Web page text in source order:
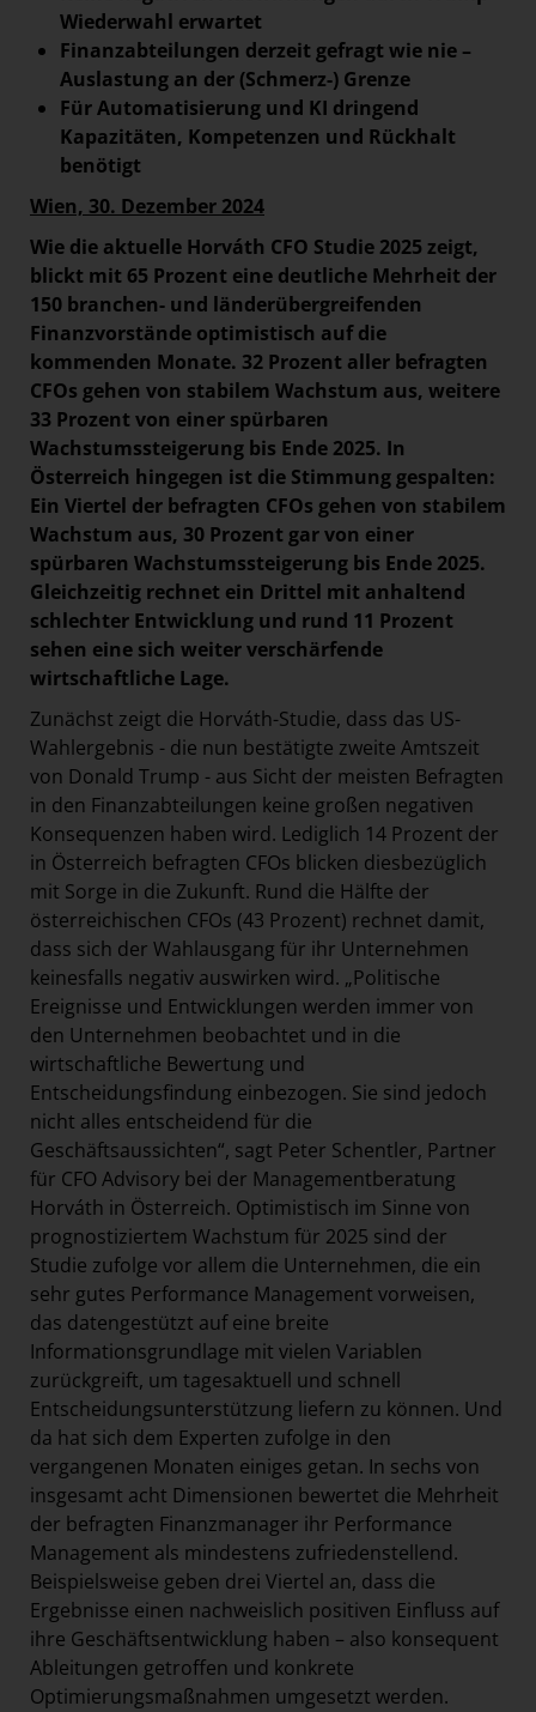
Paradies Garten
Raisin
section.d
Swiss Life Select
The Companion
The Hoxton
Unibail-Rodamco-Westfield
Vöslauer
NMK
MEDIA
KONTAKT
Wiederwahl erwartet
Finanzabteilungen derzeit gefragt wie nie –
Auslastung an der (Schmerz-) Grenze
Für Automatisierung und KI dringend
Kapazitäten, Kompetenzen und Rückhalt
benötigt
Wien, 30. Dezember 2024
Wie die aktuelle Horváth CFO Studie 2025 zeigt,
blickt mit 65 Prozent eine deutliche Mehrheit der
150 branchen- und länderübergreifenden
Finanzvorstände optimistisch auf die
kommenden Monate. 32 Prozent aller befragten
CFOs gehen von stabilem Wachstum aus, weitere
33 Prozent von einer spürbaren
Wachstumssteigerung bis Ende 2025. In
Österreich hingegen ist die Stimmung gespalten:
Ein Viertel der befragten CFOs gehen von stabilem
Wachstum aus, 30 Prozent gar von einer
spürbaren Wachstumssteigerung bis Ende 2025.
Gleichzeitig rechnet ein Drittel mit anhaltend
schlechter Entwicklung und rund 11 Prozent
sehen eine sich weiter verschärfende
wirtschaftliche Lage.
Zunächst zeigt die Horváth-Studie, dass das US-
Wahlergebnis - die nun bestätigte zweite Amtszeit
von Donald Trump - aus Sicht der meisten Befragten
in den Finanzabteilungen keine großen negativen
Konsequenzen haben wird. Lediglich 14 Prozent der
in Österreich befragten CFOs blicken diesbezüglich
mit Sorge in die Zukunft. Rund die Hälfte der
österreichischen CFOs (43 Prozent) rechnet damit,
dass sich der Wahlausgang für ihr Unternehmen
keinesfalls negativ auswirken wird. „Politische
Ereignisse und Entwicklungen werden immer von
den Unternehmen beobachtet und in die
wirtschaftliche Bewertung und
Entscheidungsfindung einbezogen. Sie sind jedoch
nicht alles entscheidend für die
Geschäftsaussichten“, sagt Peter Schentler, Partner
für CFO Advisory bei der Managementberatung
Horváth in Österreich. Optimistisch im Sinne von
prognostiziertem Wachstum für 2025 sind der
Studie zufolge vor allem die Unternehmen, die ein
sehr gutes Performance Management vorweisen,
das datengestützt auf eine breite
Informationsgrundlage mit vielen Variablen
zurückgreift, um tagesaktuell und schnell
Entscheidungsunterstützung liefern zu können. Und
da hat sich dem Experten zufolge in den
vergangenen Monaten einiges getan. In sechs von
insgesamt acht Dimensionen bewertet die Mehrheit
der befragten Finanzmanager ihr Performance
Management als mindestens zufriedenstellend.
Beispielsweise geben drei Viertel an, dass die
Ergebnisse einen nachweislich positiven Einfluss auf
ihre Geschäftsentwicklung haben – also konsequent
Ableitungen getroffen und konkrete
Optimierungsmaßnahmen umgesetzt werden.